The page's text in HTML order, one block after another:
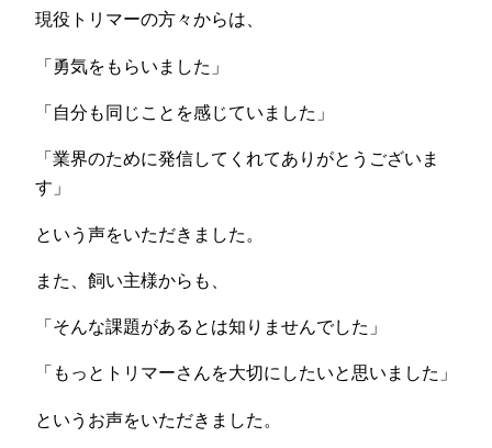
現役トリマーの方々からは、
「勇気をもらいました」
「自分も同じことを感じていました」
「業界のために発信してくれてありがとうございま
す」
という声をいただきました。
また、飼い主様からも、
「そんな課題があるとは知りませんでした」
「もっとトリマーさんを大切にしたいと思いました」
というお声をいただきました。